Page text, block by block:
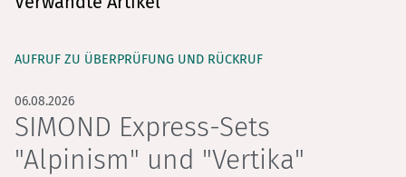
AUFRUF ZU ÜBERPRÜFUNG UND RÜCKRUF
06.08.2026
SIMOND Express-Sets
"Alpinism" und "Vertika"